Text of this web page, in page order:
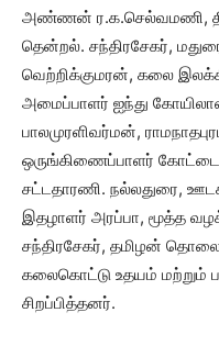
அண்ணன் ர.க.செல்வமணி,
தென்றல். சந்திரசேகர்,
வெற்றிக்குமரன், கலை
அமைப்பாளர் ஐந்து
பாலமுரளிவர்மன்,
ஒருங்கிணைப்பாளர் கோட்டை
சட்டதாரணி. நல்லதுரை,
இதழாளர் அரப்பா, மூத்த
சந்திரசேகர், தமிழன்
கலைகொட்டு உதயம்
சிறப்பித்தனர்.